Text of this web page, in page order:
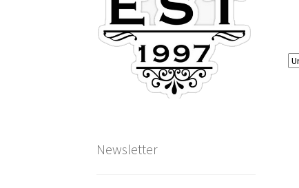
Newsletter